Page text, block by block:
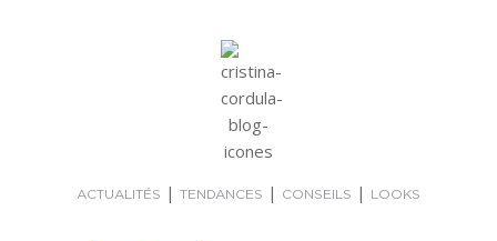
ACTUALITÉS | TENDANCES | CONSEILS | LOOKS